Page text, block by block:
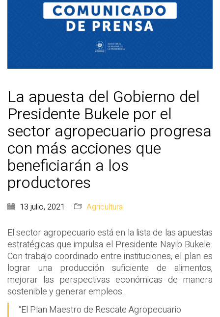
La apuesta del Gobierno del
Presidente Bukele por el
sector agropecuario progresa
con más acciones que
beneficiarán a los
productores
13 julio, 2021 Agricultura
El sector agropecuario está en la lista de las apuestas
estratégicas que impulsa el Presidente Nayib Bukele.
Con trabajo coordinado entre instituciones, el plan es
lograr una producción suficiente de alimentos,
mejorar las perspectivas económicas de manera
sostenible y generar empleos.
“El Plan Maestro de Rescate Agropecuario